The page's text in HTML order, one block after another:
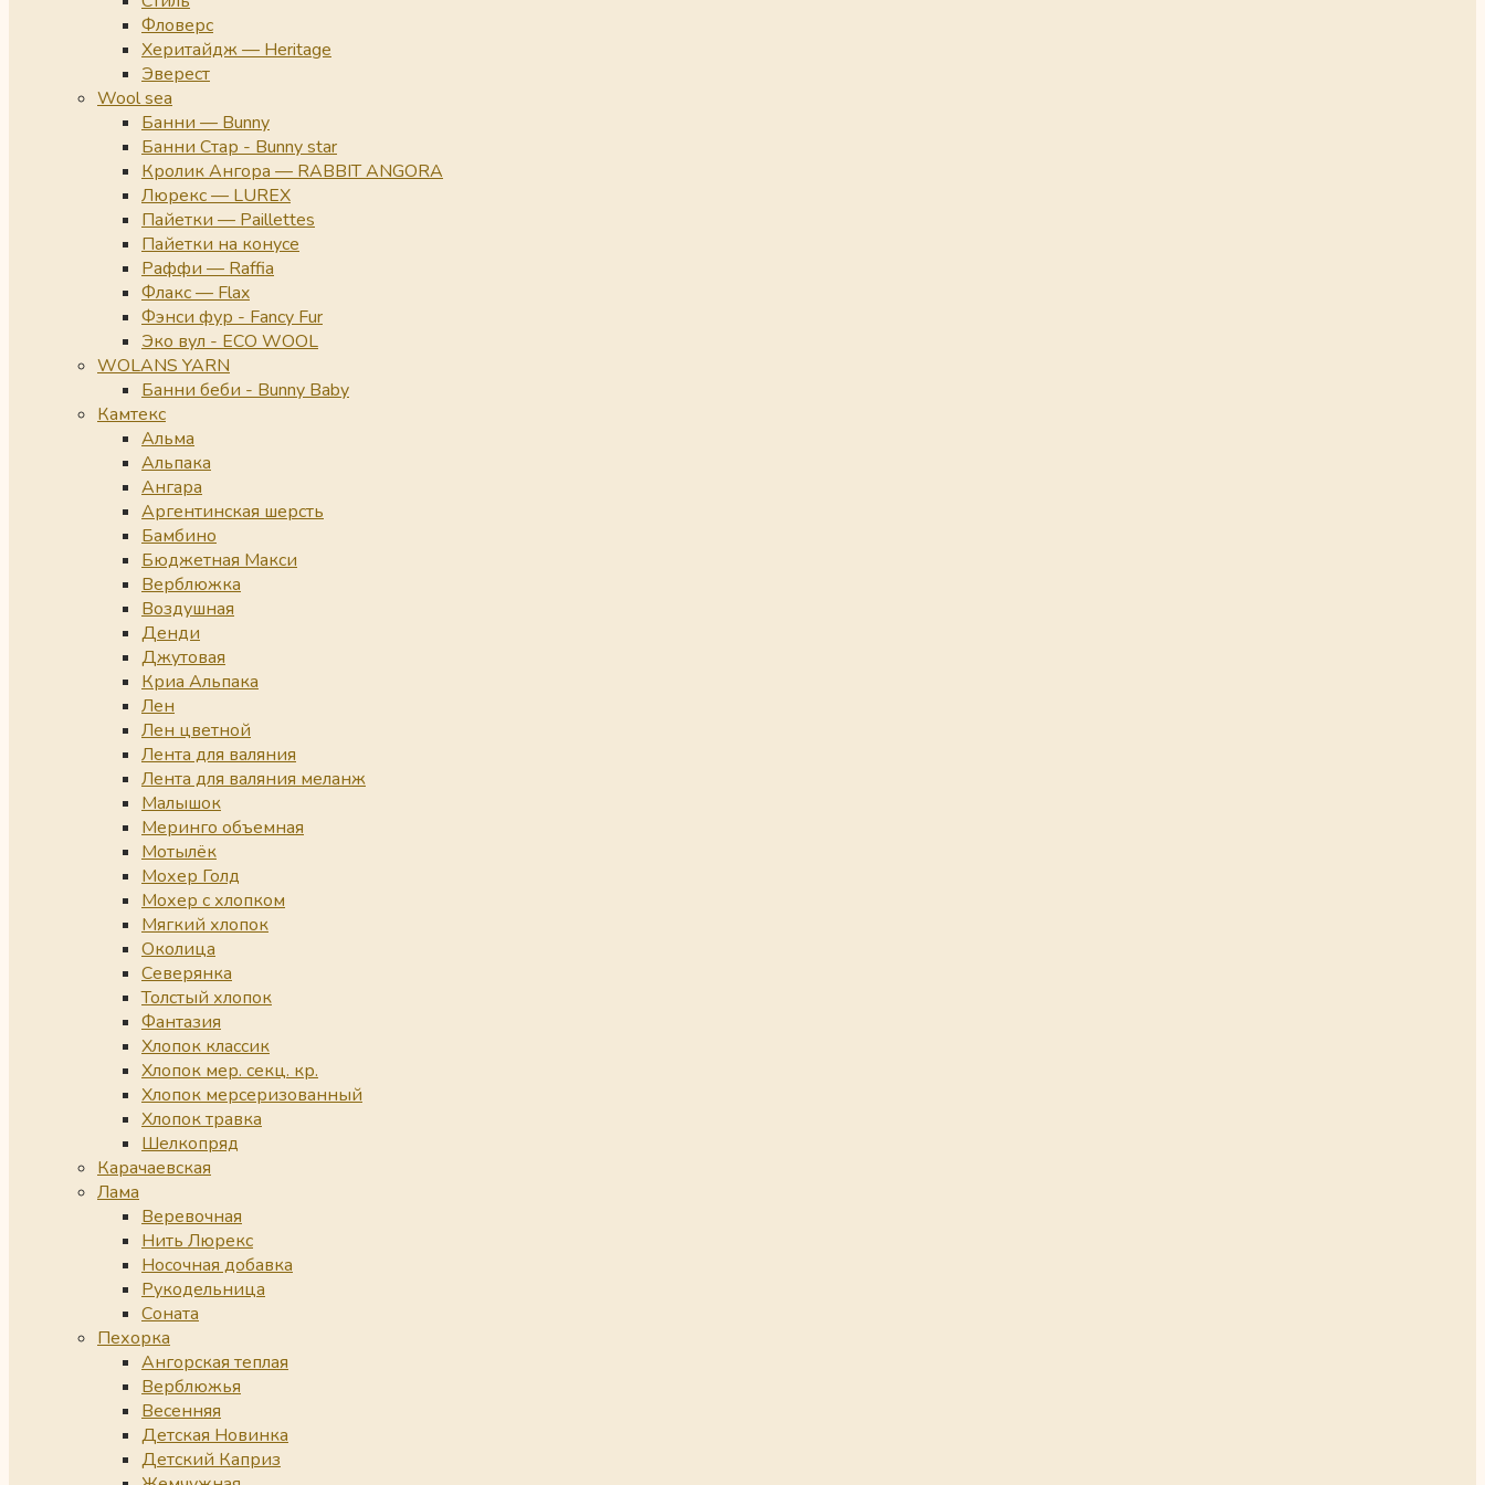
Фловерс
Херитайдж — Heritage
Эверест
Wool sea
Банни — Bunny
Банни Стар - Bunny star
Кролик Ангора — RABBIT ANGORA
Люрекс — LUREX
Пайетки — Paillettes
Пайетки на конусе
Раффи — Raffia
Флакс — Flax
Фэнси фур - Fancy Fur
Эко вул - ECO WOOL
WOLANS YARN
Банни беби - Bunny Baby
Камтекс
Альма
Альпака
Ангара
Аргентинская шерсть
Бамбино
Бюджетная Макси
Верблюжка
Воздушная
Денди
Джутовая
Криа Альпака
Лен
Лен цветной
Лента для валяния
Лента для валяния меланж
Малышок
Меринго объемная
Мотылёк
Мохер Голд
Мохер с хлопком
Мягкий хлопок
Околица
Северянка
Толстый хлопок
Фантазия
Хлопок классик
Хлопок мер. секц. кр.
Хлопок мерсеризованный
Хлопок травка
Шелкопряд
Карачаевская
Лама
Веревочная
Нить Люрекс
Носочная добавка
Рукодельница
Соната
Пехорка
Ангорская теплая
Верблюжья
Весенняя
Детская Новинка
Детский Каприз